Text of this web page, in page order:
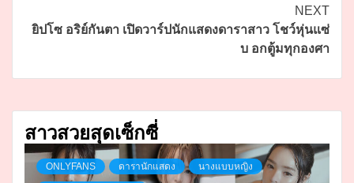
NEXT
ยิปโซ อริย์กันตา เปิดวาร์ปนักแสดงดาราสาว โชว์หุ่นแซ่
บ อกตู้มทุกองศา
สาวสวยสุดเซ็กซี่
ONLYFANS ดารานักแสดง นางแบบหญิง